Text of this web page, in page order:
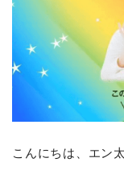
こんにちは、エン